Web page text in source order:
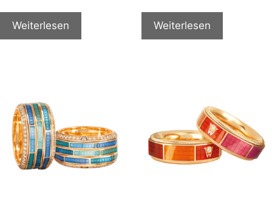
Weiterlesen Weiterlesen